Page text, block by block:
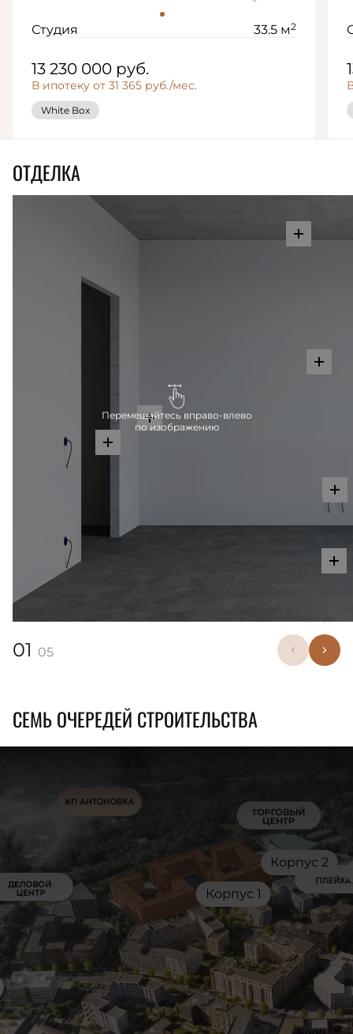
Студия 33.5 м2
13 230 000 руб.
В ипотеку от 31 365 руб./мес.
White Box
ОТДЕЛКА
Перемещайтесь вправо-влево
по изображению
01 05
СЕМЬ ОЧЕРЕДЕЙ СТРОИТЕЛЬСТВА
Корпус 1
Корпус 2